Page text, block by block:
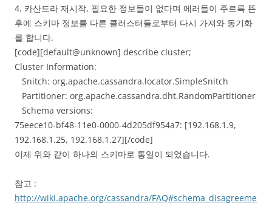
4. 카산드라 재시작, 필요한 정보들이 없다며 에러들이 주르륵 뜬
후에 스키마 정보를 다른 클러스터들로부터 다시 가져와 동기화
를 합니다.
[code][default@unknown] describe cluster;
Cluster Information:
Snitch: org.apache.cassandra.locator.SimpleSnitch
Partitioner: org.apache.cassandra.dht.RandomPartitioner
Schema versions:
75eece10-bf48-11e0-0000-4d205df954a7: [192.168.1.9,
192.168.1.25, 192.168.1.27][/code]
이제 위와 같이 하나의 스키마로 통일이 되었습니다.
참고 :
http://wiki.apache.org/cassandra/FAQ#schema_disagreeme